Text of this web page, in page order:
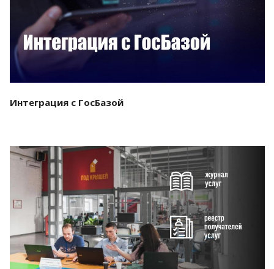
Интеграция с ГосБазой
Смотреть проект